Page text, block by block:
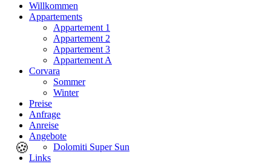
Willkommen
Appartements
Appartement 1
Appartement 2
Appartement 3
Appartement A
Corvara
Sommer
Winter
Preise
Anfrage
Anreise
Angebote
Dolomiti Super Sun
Links
🍪